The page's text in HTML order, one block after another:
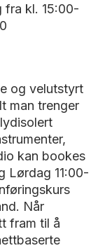
fra kl. 15:00-
og velutstyrt
man trenger
kan bookes
Lørdag 11:00-
Når
fram til å